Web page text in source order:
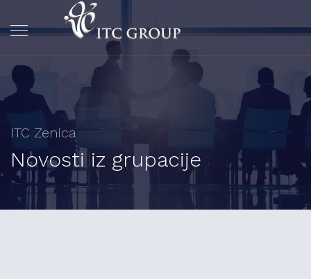
ITC Zenica
Novosti iz grupacije